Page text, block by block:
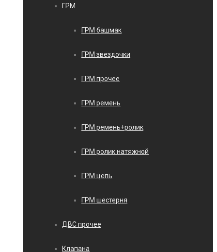
ГРМ
ГРМ башмак
ГРМ звездочки
ГРМ прочее
ГРМ ремень
ГРМ ремень+ролик
ГРМ ролик натяжной
ГРМ цепь
ГРМ шестерня
ДВС прочее
Клапана